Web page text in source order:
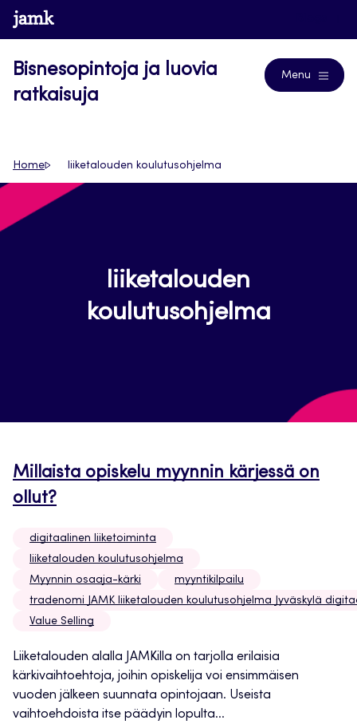
Siirry
suoraan
www.jamk.fi
Bisnesopintoja ja luovia
ratkaisuja
Menu
Home liiketalouden koulutusohjelma
liiketalouden
koulutusohjelma
Millaista opiskelu myynnin kärjessä on
ollut?
digitaalinen liiketoiminta
liiketalouden koulutusohjelma
Myynnin osaaja-kärki
myyntikilpailu
tradenomi JAMK liiketalouden koulutusohjelma Jyväskylä
Value Selling
Liiketalouden alalla JAMKilla on tarjolla erilaisia
kärkivaihtoehtoja, joihin opiskelija voi ensimmäisen
vuoden jälkeen suunnata opintojaan. Useista
vaihtoehdoista itse päädyin lopulta...